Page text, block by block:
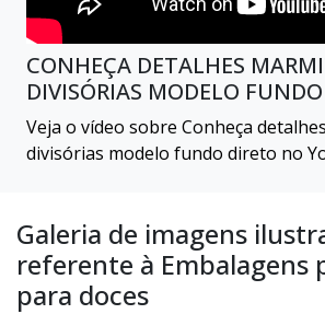
CONHEÇA DETALHES
DIVISÓRIAS MODELO FUNDO
Veja o vídeo sobre Conheça
divisórias modelo fundo direto no
Galeria de imagens
referente à Embalagens
para doces